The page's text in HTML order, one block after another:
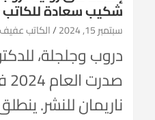
شكيب سعادة
سبتمبر 15, 2024 الكاتب
دروب وجلجلة،
ناريمان للنشر.